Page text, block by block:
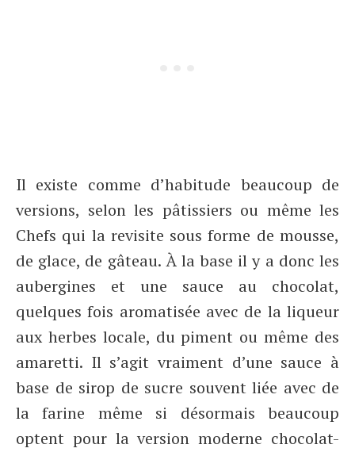
Il existe comme d’habitude beaucoup de
versions, selon les pâtissiers ou même les
Chefs qui la revisite sous forme de mousse,
de glace, de gâteau. À la base il y a donc les
aubergines et une sauce au chocolat,
quelques fois aromatisée avec de la liqueur
aux herbes locale, du piment ou même des
amaretti. Il s’agit vraiment d’une sauce à
base de sirop de sucre souvent liée avec de
la farine même si désormais beaucoup
optent pour la version moderne chocolat-